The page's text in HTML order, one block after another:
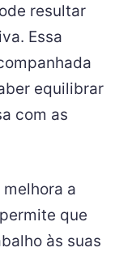
resultar
Essa
equilibrar
com as
a
que
às suas